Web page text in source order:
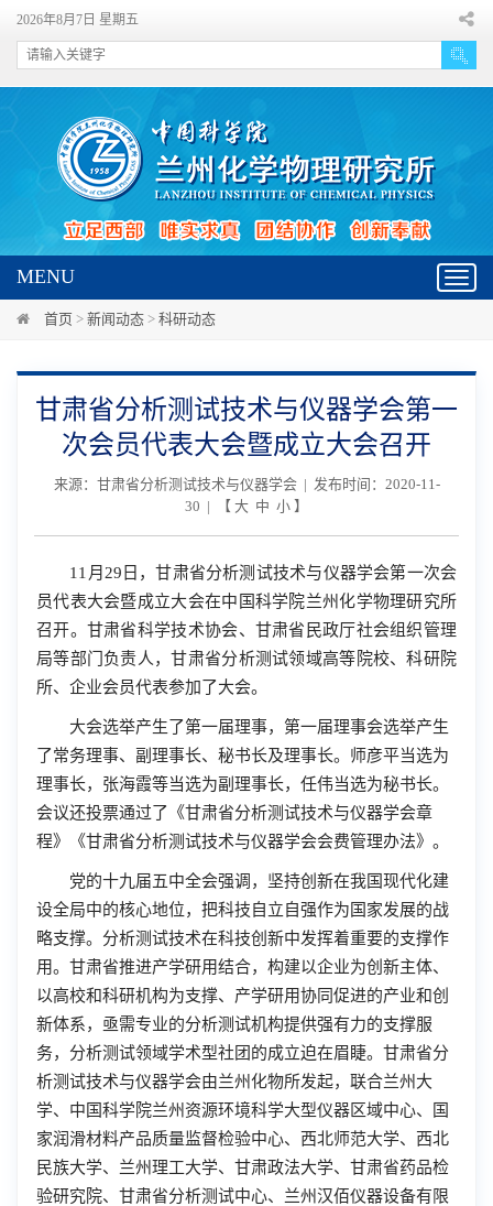
2026年8月7日 星期五
MENU
首页 > 新闻动态 > 科研动态
甘肃省分析测试技术与仪器学会第一
次会员代表大会暨成立大会召开
来源：甘肃省分析测试技术与仪器学会 | 发布时间：2020-11-
30 | 【 大 中 小 】
11月29日，甘肃省分析测试技术与仪器学会第一次会
员代表大会暨成立大会在中国科学院兰州化学物理研究所
召开。甘肃省科学技术协会、甘肃省民政厅社会组织管理
局等部门负责人，甘肃省分析测试领域高等院校、科研院
所、企业会员代表参加了大会。
大会选举产生了第一届理事，第一届理事会选举产生
了常务理事、副理事长、秘书长及理事长。师彦平当选为
理事长，张海霞等当选为副理事长，任伟当选为秘书长。
会议还投票通过了《甘肃省分析测试技术与仪器学会章
程》《甘肃省分析测试技术与仪器学会会费管理办法》。
党的十九届五中全会强调，坚持创新在我国现代化建
设全局中的核心地位，把科技自立自强作为国家发展的战
略支撑。分析测试技术在科技创新中发挥着重要的支撑作
用。甘肃省推进产学研用结合，构建以企业为创新主体、
以高校和科研机构为支撑、产学研用协同促进的产业和创
新体系，亟需专业的分析测试机构提供强有力的支撑服
务，分析测试领域学术型社团的成立迫在眉睫。甘肃省分
析测试技术与仪器学会由兰州化物所发起，联合兰州大
学、中国科学院兰州资源环境科学大型仪器区域中心、国
家润滑材料产品质量监督检验中心、西北师范大学、西北
民族大学、兰州理工大学、甘肃政法大学、甘肃省药品检
验研究院、甘肃省分析测试中心、兰州汉佰仪器设备有限